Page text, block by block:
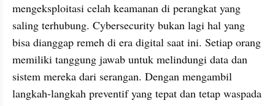
mengeksploitasi celah keamanan di perangkat yang
saling terhubung. Cybersecurity bukan lagi hal yang
bisa dianggap remeh di era digital saat ini. Setiap orang
memiliki tanggung jawab untuk melindungi data dan
sistem mereka dari serangan. Dengan mengambil
langkah-langkah preventif yang tepat dan tetap waspada